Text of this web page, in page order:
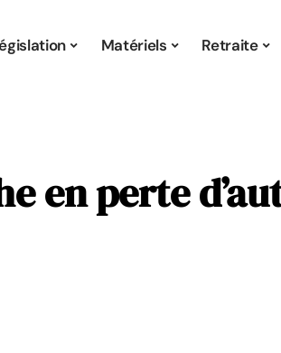
Matériels Retraite
en perte